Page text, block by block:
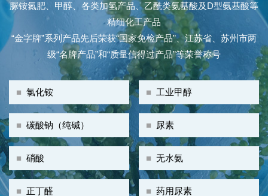
脲铵氮肥、甲醇、各类加氢产品、乙酰类氨基酸及D型氨基酸等
精细化工产品
“金字牌”系列产品先后荣获“国家免检产品”、江苏省、苏州市两
级“名牌产品”和“质量信得过产品”等荣誉称号
■ 工业甲醇
■ 氯化铵
■ 尿素
■ 碳酸钠（纯碱）
■无水氨
■ 硝酸
■药用尿素
■ 正丁醛